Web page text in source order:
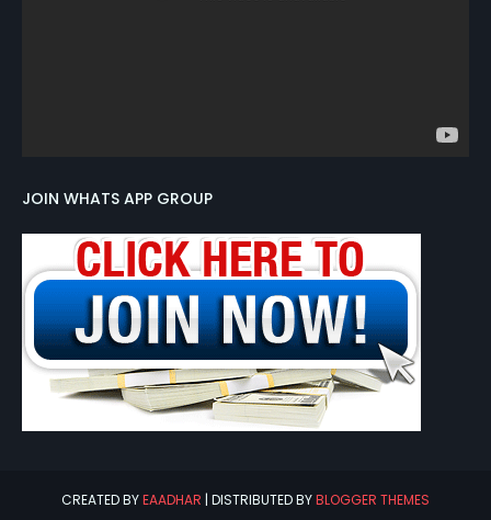
JOIN WHATS APP GROUP
CREATED BYEAADHAR | DISTRIBUTED BYBLOGGER THEMES